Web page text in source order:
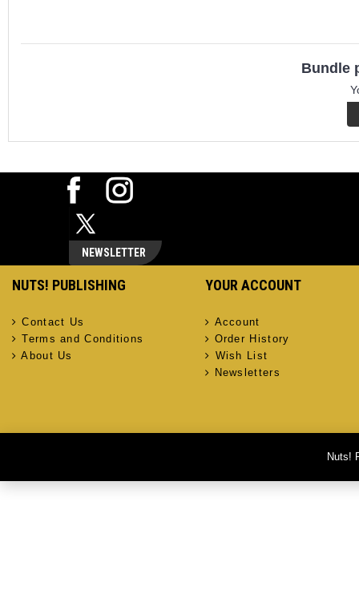
Bundle
NEWSLETTER
NUTS! PUBLISHING
Contact Us
Terms and Conditions
About Us
YOUR ACCOUNT
Account
Order History
Wish List
Newsletters
Nuts!